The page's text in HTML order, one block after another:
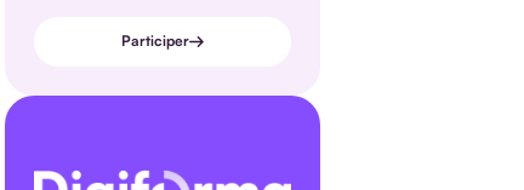
Participer